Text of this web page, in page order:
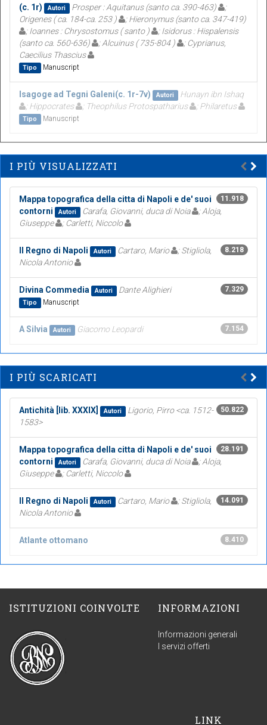
(c. 1r)
Autori Prosper : Aquitanus (santo ca. 390-463)
;
Origenes ( ca. 184-ca. 253 )
; Hieronymus (santo ca. 347-419)
; Ioannes : Chrysostomus ( santo )
; Isidorus : Hispalensis
(santo ca. 560-636)
; Alcuinus ( 735-804 )
; Cyprianus,
Caecilius Thascius
Tipo Manuscript
Isagoge ad Tegni Galeni(c. 1r-7v) Autori
Hunayn ibn Ishaq
; Hippocrates
; Theophilus Protospatharius ; Philaretus
Tipo Manuscript
I PIÙ VISUALIZZATI
11.918
Mappa topografica della citta di Napoli e de' suoi
contorni
Autori Carafa, Giovanni, duca di Noia
; Aloja,
Giuseppe
; Carletti, Niccolo
8.218
Il Regno di Napoli Autori Cartaro, Mario
; Stigliola,
Nicola Antonio
7.329
Divina Commedia Autori Dante Alighieri
Tipo Manuscript
7.154
A Silvia Autori Giacomo Leopardi
I PIÙ SCARICATI
50.822
Antichità [lib. XXXIX] Autori
Ligorio, Pirro <ca. 1512-
1583>
28.191
Mappa topografica della citta di Napoli e de' suoi
contorni
Autori Carafa, Giovanni, duca di Noia
; Aloja,
Giuseppe
; Carletti, Niccolo
14.091
Il Regno di Napoli Autori Cartaro, Mario
; Stigliola,
Nicola Antonio
8.410
Atlante ottomano
ISTITUZIONI COINVOLTE INFORMAZIONI
Informazioni generali
I servizi offerti
LINK